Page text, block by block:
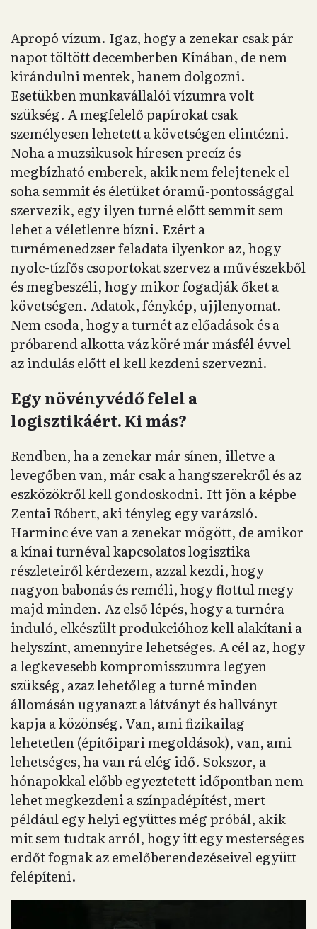
Apropó vízum. Igaz, hogy a zenekar csak pár
napot töltött decemberben Kínában, de nem
kirándulni mentek, hanem dolgozni.
Esetükben munkavállalói vízumra volt
szükség. A megfelelő papírokat csak
személyesen lehetett a követségen elintézni.
Noha a muzsikusok híresen precíz és
megbízható emberek, akik nem felejtenek el
soha semmit és életüket óramű-pontossággal
szervezik, egy ilyen turné előtt semmit sem
lehet a véletlenre bízni. Ezért a
turnémenedzser feladata ilyenkor az, hogy
nyolc-tízfős csoportokat szervez a művészekből
és megbeszéli, hogy mikor fogadják őket a
követségen. Adatok, fénykép, ujjlenyomat.
Nem csoda, hogy a turnét az előadások és a
próbarend alkotta váz köré már másfél évvel
az indulás előtt el kell kezdeni szervezni.
Egy növényvédő felel a
logisztikáért. Ki más?
Rendben, ha a zenekar már sínen, illetve a
levegőben van, már csak a hangszerekről és az
eszközökről kell gondoskodni. Itt jön a képbe
Zentai Róbert, aki tényleg egy varázsló.
Harminc éve van a zenekar mögött, de amikor
a kínai turnéval kapcsolatos logisztika
részleteiről kérdezem, azzal kezdi, hogy
nagyon babonás és reméli, hogy flottul megy
majd minden. Az első lépés, hogy a turnéra
induló, elkészült produkcióhoz kell alakítani a
helyszínt, amennyire lehetséges. A cél az, hogy
a legkevesebb kompromisszumra legyen
szükség, azaz lehetőleg a turné minden
állomásán ugyanazt a látványt és hallványt
kapja a közönség. Van, ami fizikailag
lehetetlen (építőipari megoldások), van, ami
lehetséges, ha van rá elég idő. Sokszor, a
hónapokkal előbb egyeztetett időpontban nem
lehet megkezdeni a színpadépítést, mert
például egy helyi együttes még próbál, akik
mit sem tudtak arról, hogy itt egy mesterséges
erdőt fognak az emelőberendezéseivel együtt
felépíteni.